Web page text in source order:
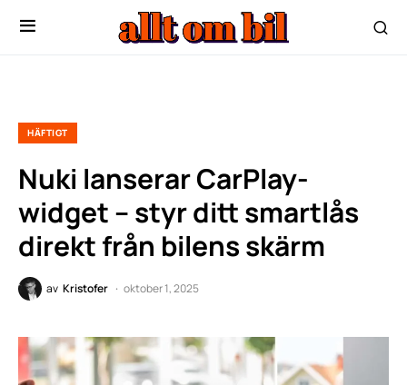
HÄFTIGT
Nuki lanserar CarPlay-
widget – styr ditt smartlås
direkt från bilens skärm
av Kristofer oktober 1, 2025